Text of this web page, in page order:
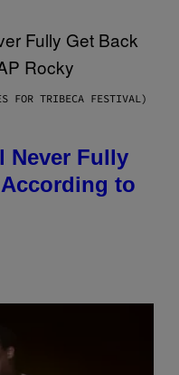
FOR TRIBECA FESTIVAL)
Never Fully
to